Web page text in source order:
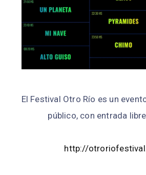
El Festival Otro Río es un
público, con entrada
http://